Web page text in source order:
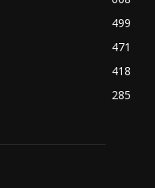
499
471
418
285